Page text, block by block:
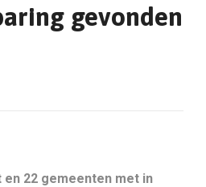
gevonden
22 gemeenten met in